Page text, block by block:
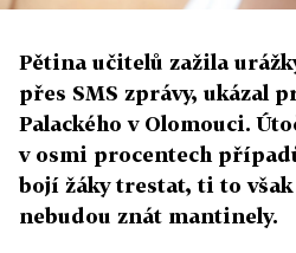
Pětina učitelů zažila
přes SMS zprávy, ukázal
Palackého v Olomouci.
v osmi procentech
bojí žáky trestat, ti to
nebudou znát mantinely.